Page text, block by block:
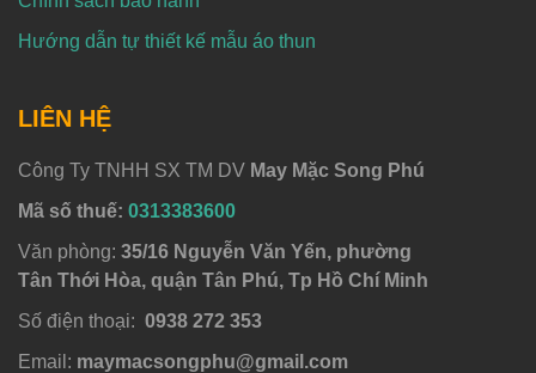
Hướng dẫn tự thiết kế mẫu áo thun
LIÊN HỆ
Công Ty TNHH SX TM DV May Mặc Song Phú
Mã số thuế: 0313383600
Văn phòng: 35/16 Nguyễn Văn Yến, phường
Tân Thới Hòa, quận Tân Phú, Tp Hồ Chí Minh
Số điện thoại: 0938 272 353
Email: maymacsongphu@gmail.com